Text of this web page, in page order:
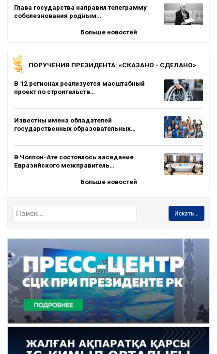
Глава государства направил телеграмму
соболезнования родным…
Больше новостей
ПОРУЧЕНИЯ ПРЕЗИДЕНТА: «СКАЗАНО - СДЕЛАНО»
В 12 регионах реализуется масштабный
проект по строительств…
Известны имена обладателей
государственных образовательных…
В Чолпон-Ате состоялось заседание
Евразийского межправитель…
Больше новостей
Искать...